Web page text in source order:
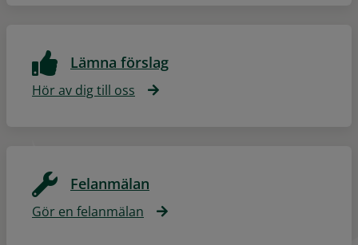
Lämna förslag
Hör av dig till oss
Felanmälan
Gör en felanmälan